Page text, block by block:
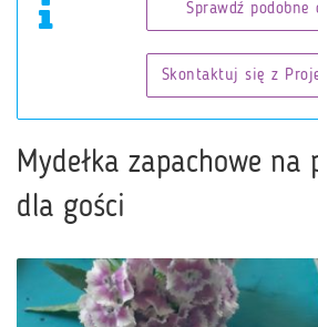
Sprawdź podobne
Skontaktuj się z
Mydełka zapachowe na
dla gości